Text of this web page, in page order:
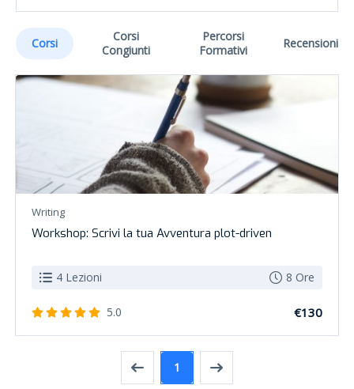
Corsi
Corsi
Congiunti
Percorsi
Formativi
Recensioni
Writing
Workshop: Scrivi la tua Avventura plot-driven
4 Lezioni 8 Ore
5.0 €130
1